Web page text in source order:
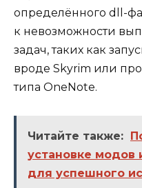
определённого dll-
к невозможности
задач, таких как
вроде Skyrim или
типа OneNote.
Читайте также:
установке модов
для успешного